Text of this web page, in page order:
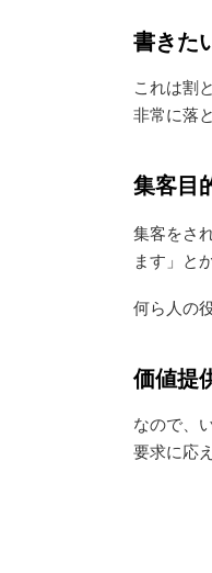
書きた
これは割
非常に落
集客目
集客をさ
ます」と
何ら人の
価値提
なので、
要求に応